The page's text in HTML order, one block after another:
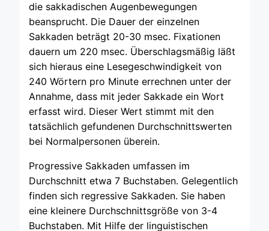
die sakkadischen Augenbewegungen
beansprucht. Die Dauer der einzelnen
Sakkaden beträgt 20-30 msec. Fixationen
dauern um 220 msec. Überschlagsmäßig läßt
sich hieraus eine Lesegeschwindigkeit von
240 Wörtern pro Minute errechnen unter der
Annahme, dass mit jeder Sakkade ein Wort
erfasst wird. Dieser Wert stimmt mit den
tatsächlich gefundenen Durchschnittswerten
bei Normalpersonen überein.
Progressive Sakkaden umfassen im
Durchschnitt etwa 7 Buchstaben. Gelegentlich
finden sich regressive Sakkaden. Sie haben
eine kleinere Durchschnittsgröße von 3-4
Buchstaben. Mit Hilfe der linguistischen